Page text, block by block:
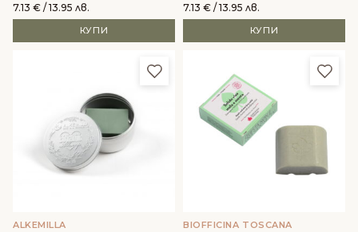
7.13 € / 13.95 лв.
КУПИ
7.13 € / 13.95 лв.
КУПИ
Добави в любими
ALKEMILLA BIOFFICINA TOSCANA